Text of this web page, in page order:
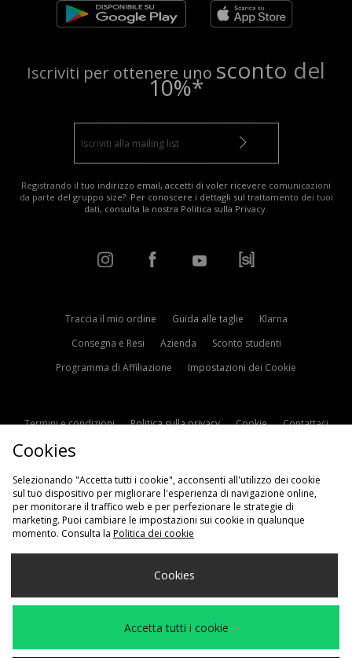
Iscriviti per ottenere uno sconto del
10%*
Registrando il tuo indirizzo email, accetti di voler ricevere comunicazioni
da parte del gruppo size?. Per conoscere i dettagli sul trattamento dei tuoi
dati, consulta la nostra Politica sulla Privacy.
Traccia il mio ordine Guida alle taglie
Klarna
Consegna e Resi
Azienda
Sconto studenti
Programma di Affiliazione
Impostazioni dei Cookie
Termini e condizioni Politica sulla privacy Cookie
Contattaci
Scegli Il Tuo Paese
Accettiamo i seguenti metodi di pagamento
Cookies
Selezionando "Accetta tutti i cookie", acconsenti all'utilizzo dei cookie
sul tuo dispositivo per migliorare l'esperienza di navigazione online,
per monitorare il traffico web e per perfezionare le strategie di
marketing. Puoi cambiare le impostazioni sui cookie in qualunque
momento. Consulta la Politica dei cookie
Cookies
Accetta tutti i cookie